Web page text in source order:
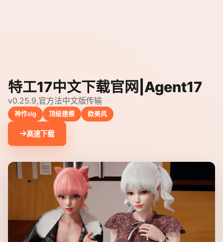
特工17中文下载官网|Agent17
v0.25.9,官方法中文版传输
神作slg 顶级建模 欧美风
高速下载